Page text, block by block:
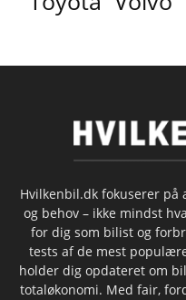
Hvilkenbil.dk fokuserer
og behov – ikke mindst
for dig som bilist og
tests af de mest
holder dig opdateret om
totaløkonomi. Med fair,